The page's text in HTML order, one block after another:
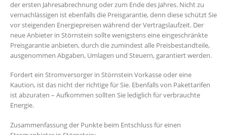
der ersten Jahresabrechnung oder zum Ende des Jahres. Nicht zu
vernachlässigen ist ebenfalls die Preisgarantie, denn diese schützt Sie
vor steigenden Energiepreisen während der Vertragslaufzeit. Der
neue Anbieter in Störnstein sollte wenigstens eine eingeschränkte
Preisgarantie anbieten, durch die zumindest alle Preisbestandteile,
ausgenommen Abgaben, Umlagen und Steuern, garantiert werden.
Fordert ein Stromversorger in Störnstein Vorkasse oder eine
Kaution, ist das nicht der richtige für Sie. Ebenfalls von Pakettarifen
ist abzuraten – Aufkommen sollten Sie lediglich für verbrauchte
Energie.
Zusammenfassung der Punkte beim Entschluss für einen